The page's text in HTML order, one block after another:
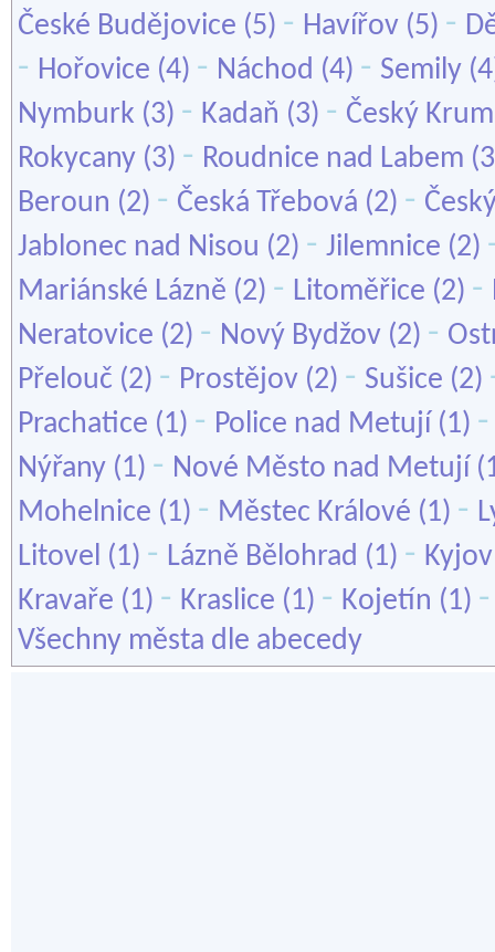
České Budějovice (5) - Havířov (5) -
- Hořovice (4) - Náchod (4) - Semily
Nymburk (3) - Kadaň (3) - Český
Rokycany (3) - Roudnice nad Labem
Beroun (2) - Česká Třebová (2) -
Jablonec nad Nisou (2) - Jilemnice (2)
Mariánské Lázně (2) - Litoměřice (2) -
Neratovice (2) - Nový Bydžov (2) -
Přelouč (2) - Prostějov (2) - Sušice (2)
Prachatice (1) - Police nad Metují (1)
Nýřany (1) - Nové Město nad Metují
Mohelnice (1) - Městec Králové (1) -
Litovel (1) - Lázně Bělohrad (1) - Kyjov
Kravaře (1) - Kraslice (1) - Kojetín (1)
Všechny města dle abecedy